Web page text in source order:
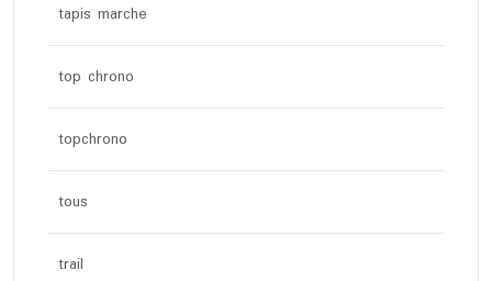
tapis marche
top chrono
topchrono
tous
trail